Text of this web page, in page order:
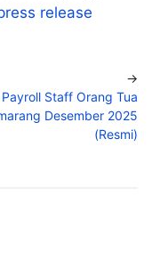
release
Staff Orang Tua
Desember 2025
(Resmi)
→